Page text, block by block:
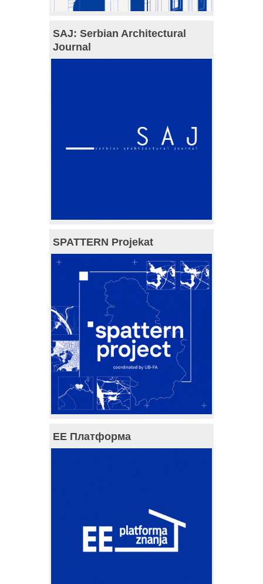
SAJ: Serbian Architectural
Journal
SPATTERN Projekat
ЕЕ Платформа